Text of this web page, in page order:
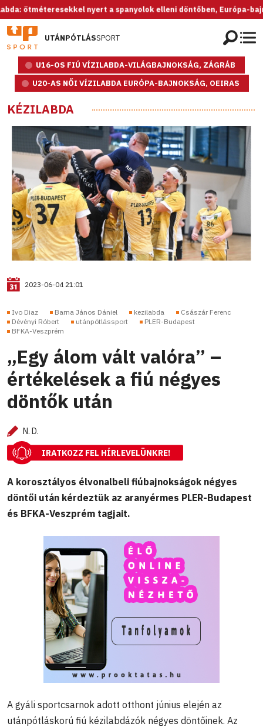
nyert a spanyolok elleni döntőben, Európa-bajnok az
UTÁNPÓTLÁSSPORT
U16-OS FIÚ VÍZILABDA-VILÁGBAJNOKSÁG, ZÁGRÁB
U20-AS NŐI VÍZILABDA EURÓPA-BAJNOKSÁG, OEIRAS
KÉZILABDA
2023-06-04 21:01
Ivo Diaz Barna János Dániel kezilabda
Császár Ferenc
Dévényi Róbert
utánpótlássport
PLER-Budapest
BFKA-Veszprém
„Egy álom vált valóra” –
értékelések a fiú négyes
döntők után
N. D.
IRATKOZZ FEL HÍRLEVELÜNKRE!
A korosztályos élvonalbeli fiúbajnokságok négyes
döntői után kérdeztük az aranyérmes PLER-Budapest
és BFKA-Veszprém tagjait.
A gyáli sportcsarnok adott otthont június elején az
utánpótláskorú fiú kézilabdázók négyes döntőinek. Az